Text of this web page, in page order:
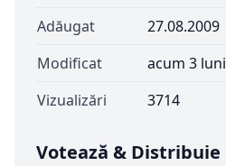
Adăugat
27.08.2009
Modificat
acum 3 luni
Vizualizări
3714
Votează & Distribuie